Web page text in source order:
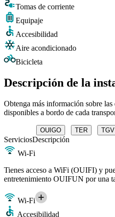
Tomas de corriente
Equipaje
Accesibilidad
Aire acondicionado
Bicicleta
Descripción de la
Obtenga más información sobre
disponibles a bordo de cada
OUIGO TER
ServiciosDescripción
Wi-Fi
Tienes acceso a WiFi (OUIFI) y
entretenimiento OUIFUN por una
Wi-Fi
Accesibilidad